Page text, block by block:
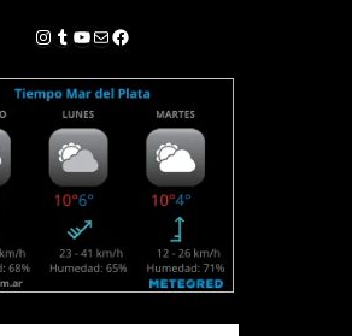
Instagram
Tumblr
YouTube
Correo electrónico
Facebook